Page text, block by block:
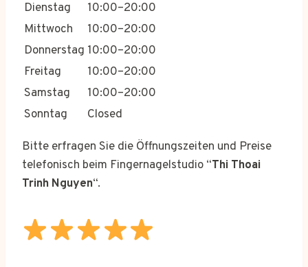
Dienstag
10:00–20:00
Mittwoch
10:00–20:00
Donnerstag 10:00–20:00
Freitag
10:00–20:00
Samstag
10:00–20:00
Sonntag
Closed
Bitte erfragen Sie die Öffnungszeiten und Preise
telefonisch beim Fingernagelstudio “Thi Thoai
Trinh Nguyen“.